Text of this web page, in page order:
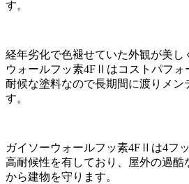
す。
経年劣化で色褪せていた外観が美し
ウォールフッ素4FⅡはコストパフォ
耐候な塗料なので長期間に渡りメン
す。
ガイソーウォールフッ素4FⅡは4フ
高耐候性を有しており、屋外の過酷
から建物を守ります。